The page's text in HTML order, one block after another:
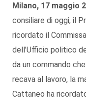
Milano, 17 maggio
consiliare di oggi, il
ricordato il
dell’Ufficio politico
da un commando
recava al lavoro, la
Cattaneo ha